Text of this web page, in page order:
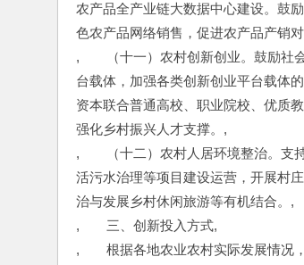
农产品全产业链大数据中心建设。鼓
色农产品网络销售，促进农产品产销
,　　（十一）农村创新创业。鼓励社
台载体，加强各类创新创业平台载体
资本联合普通高校、职业院校、优质
强化乡村振兴人才支撑。,
,　　（十二）农村人居环境整治。支
活污水治理等项目建设运营，开展村
治与发展乡村休闲旅游等有机结合。,
,　　三、创新投入方式,
,　　根据各地农业农村实际发展情况